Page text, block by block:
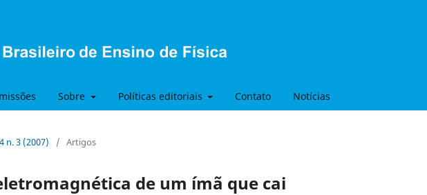
Sobre Políticas editoriais Contato Notícias
n. 3 (2007) / Artigos
de um ímã que cai